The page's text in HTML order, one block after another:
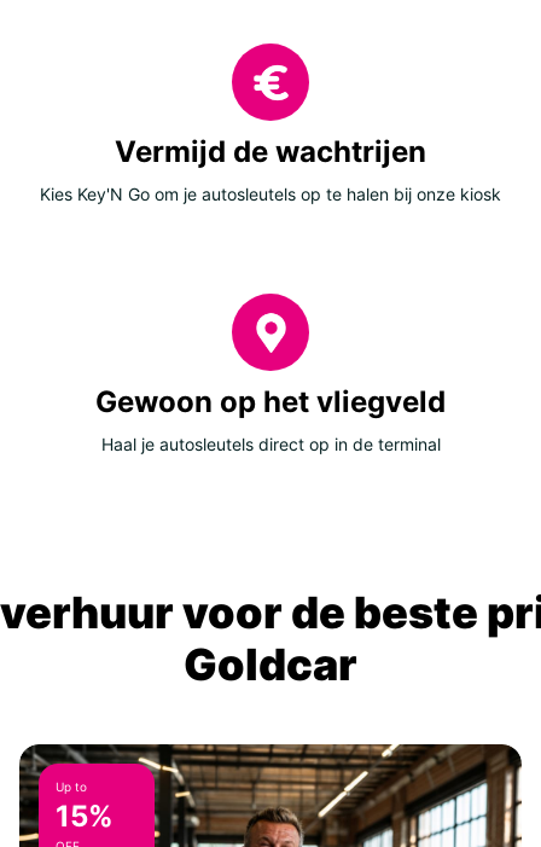
Vermijd de wachtrijen
Kies Key'N Go om je autosleutels op te halen bij onze kiosk
Gewoon op het vliegveld
Haal je autosleutels direct op in de terminal
voor de beste
Goldcar
Up to
15%